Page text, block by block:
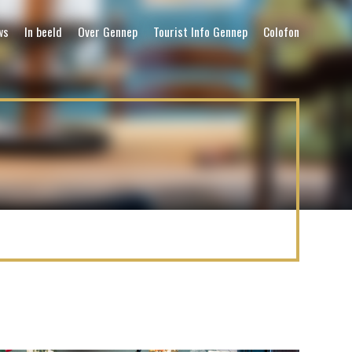
In beeld Over Gennep Tourist Info Gennep Colofon